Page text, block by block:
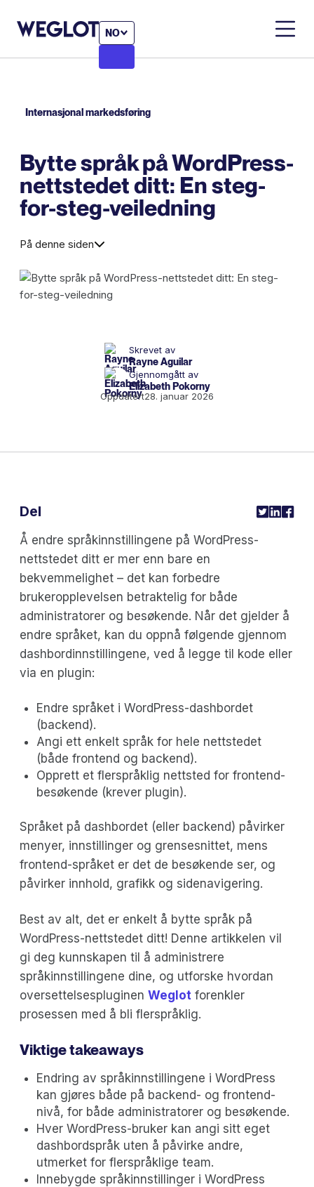
NO
Internasjonal markedsføring
Bytte språk på WordPress-
nettstedet ditt: En steg-
for-steg-veiledning
På denne siden
Skrevet av
Rayne Aguilar
Gjennomgått av
Elizabeth Pokorny
Oppdatert28. januar 2026
Å endre språkinnstillingene på WordPress-
nettstedet ditt er mer enn bare en
bekvemmelighet – det kan forbedre
brukeropplevelsen betraktelig for både
administratorer og besøkende. Når det gjelder å
endre språket, kan du oppnå følgende gjennom
dashbordinnstillingene, ved å legge til kode eller
via en plugin:
Endre språket i WordPress-dashbordet
(backend).
Angi ett enkelt språk for hele nettstedet
(både frontend og backend).
Opprett et flerspråklig nettsted for frontend-
besøkende (krever plugin).
Språket på dashbordet (eller backend) påvirker
menyer, innstillinger og grensesnittet, mens
frontend-språket er det de besøkende ser, og
påvirker innhold, grafikk og sidenavigering.
Best av alt, det er enkelt å bytte språk på
WordPress-nettstedet ditt! Denne artikkelen vil
gi deg kunnskapen til å administrere
språkinnstillingene dine, og utforske hvordan
oversettelsespluginen Weglot forenkler
prosessen med å bli flerspråklig.
Viktige takeaways
Endring av språkinnstillingene i WordPress
kan gjøres både på backend- og frontend-
nivå, for både administratorer og besøkende.
Hver WordPress-bruker kan angi sitt eget
dashbordspråk uten å påvirke andre,
utmerket for flerspråklige team.
Innebygde språkinnstillinger i WordPress
Del